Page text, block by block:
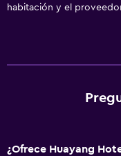
habitación y el
¿Ofrece Huayang